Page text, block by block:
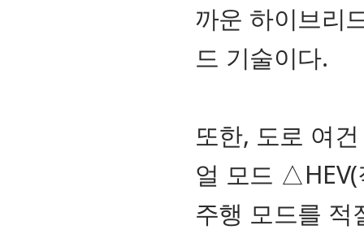
까운 하이브리
드 기술이다.
또한, 도로 여
얼 모드
주행 모드를 적